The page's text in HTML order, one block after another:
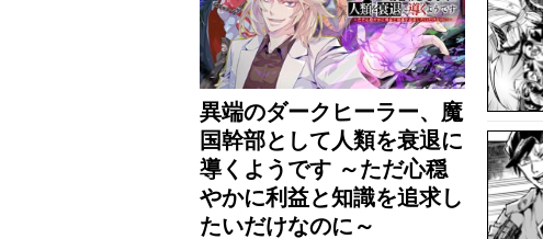
異端のダークヒーラー、魔
国幹部として人類を衰退に
導くようです ～ただ心穏
やかに利益と知識を追求し
たいだけなのに～